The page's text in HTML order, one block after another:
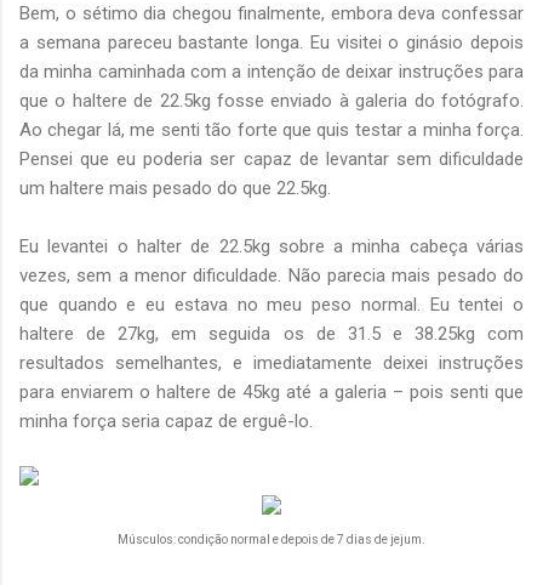
Bem, o sétimo dia chegou finalmente, embora deva confessar
a semana pareceu bastante longa. Eu visitei o ginásio depois
da minha caminhada com a intenção de deixar instruções para
que o haltere de 22.5kg fosse enviado à galeria do fotógrafo.
Ao chegar lá, me senti tão forte que quis testar a minha força.
Pensei que eu poderia ser capaz de levantar sem dificuldade
um haltere mais pesado do que 22.5kg.
Eu levantei o halter de 22.5kg sobre a minha cabeça várias
vezes, sem a menor dificuldade. Não parecia mais pesado do
que quando e eu estava no meu peso normal. Eu tentei o
haltere de 27kg, em seguida os de 31.5 e 38.25kg com
resultados semelhantes, e imediatamente deixei instruções
para enviarem o haltere de 45kg até a galeria – pois senti que
minha força seria capaz de erguê-lo.
Músculos: condição normal e depois de 7 dias de jejum.